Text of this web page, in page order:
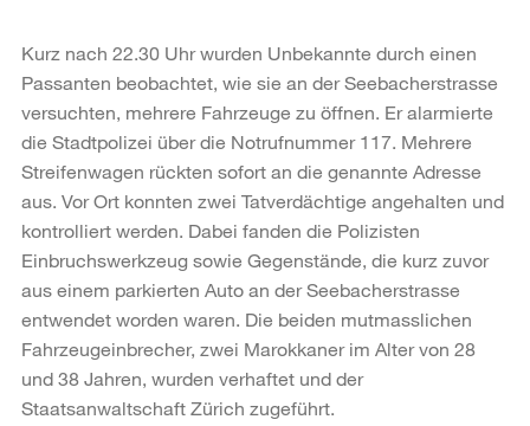
Kurz nach 22.30 Uhr wurden Unbekannte durch einen
Passanten beobachtet, wie sie an der Seebacherstrasse
versuchten, mehrere Fahrzeuge zu öffnen. Er alarmierte
die Stadtpolizei über die Notrufnummer 117. Mehrere
Streifenwagen rückten sofort an die genannte Adresse
aus. Vor Ort konnten zwei Tatverdächtige angehalten und
kontrolliert werden. Dabei fanden die Polizisten
Einbruchswerkzeug sowie Gegenstände, die kurz zuvor
aus einem parkierten Auto an der Seebacherstrasse
entwendet worden waren. Die beiden mutmasslichen
Fahrzeugeinbrecher, zwei Marokkaner im Alter von 28
und 38 Jahren, wurden verhaftet und der
Staatsanwaltschaft Zürich zugeführt.